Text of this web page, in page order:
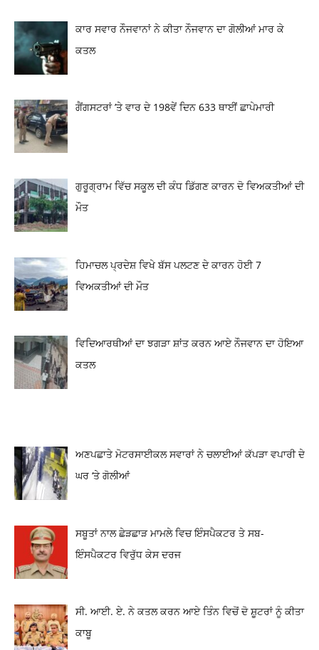
ਕਾਰ ਸਵਾਰ ਨੌਜਵਾਨਾਂ ਨੇ ਕੀਤਾ ਨੌਜਵਾਨ ਦਾ ਗੋਲੀਆਂ ਮਾਰ ਕੇ
ਕਤਲ
ਗੈਂਗਸਟਰਾਂ ’ਤੇ ਵਾਰ ਦੇ 198ਵੇਂ ਦਿਨ 633 ਥਾਈਂ ਛਾਪੇਮਾਰੀ
ਗੁਰੂਗ੍ਰਾਮ ਵਿੱਚ ਸਕੂਲ ਦੀ ਕੰਧ ਡਿੱਗਣ ਕਾਰਨ ਦੋ ਵਿਅਕਤੀਆਂ ਦੀ
ਮੌਤ
ਹਿਮਾਚਲ ਪ੍ਰਦੇਸ਼ ਵਿਖੇ ਬੱਸ ਪਲਟਣ ਦੇ ਕਾਰਨ ਹੋਈ 7
ਵਿਅਕਤੀਆਂ ਦੀ ਮੌਤ
ਵਿਦਿਆਰਥੀਆਂ ਦਾ ਝਗੜਾ ਸ਼ਾਂਤ ਕਰਨ ਆਏ ਨੌਜਵਾਨ ਦਾ ਹੋਇਆ
ਕਤਲ
ਅਣਪਛਾਤੇ ਮੋਟਰਸਾਈਕਲ ਸਵਾਰਾਂ ਨੇ ਚਲਾਈਆਂ ਕੱਪੜਾ ਵਪਾਰੀ ਦੇ
ਘਰ ‘ਤੇ ਗੋਲੀਆਂ
ਸਬੂਤਾਂ ਨਾਲ ਛੇੜਛਾੜ ਮਾਮਲੇ ਵਿਚ ਇੰਸਪੈਕਟਰ ਤੇ ਸਬ-
ਇੰਸਪੈਕਟਰ ਵਿਰੁੱਧ ਕੇਸ ਦਰਜ
ਸੀ. ਆਈ. ਏ. ਨੇ ਕਤਲ ਕਰਨ ਆਏ ਤਿੰਨ ਵਿਚੋਂ ਦੋ ਸ਼ੂਟਰਾਂ ਨੂੰ ਕੀਤਾ
ਕਾਬੂ